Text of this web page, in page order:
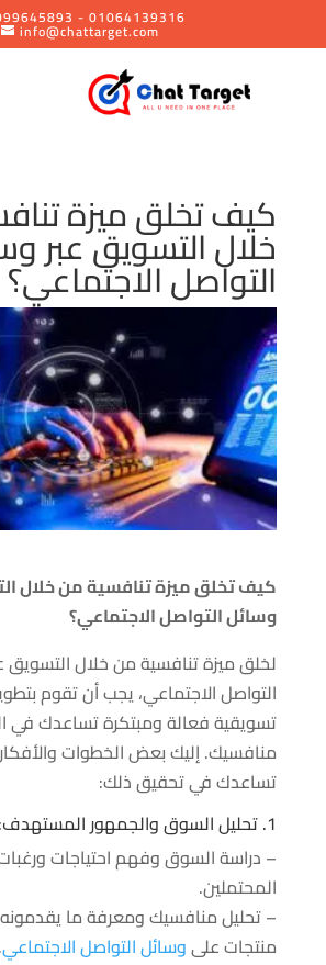
- 01064139316
info@chattarget.com
كيف تخلق ميزة
خلال التسويق عبر
التواصل الاجتماعي؟
كيف تخلق ميزة تنافسية من خلال
وسائل التواصل الاجتماعي؟
لخلق ميزة تنافسية من خلال التسويق
التواصل الاجتماعي، يجب أن تقوم
تسويقية فعالة ومبتكرة تساعدك في
منافسيك. إليك بعض الخطوات
تساعدك في تحقيق ذلك:
1. تحليل السوق والجمهور المستهدف:
– دراسة السوق وفهم احتياجات
المحتملين.
– تحليل منافسيك ومعرفة ما
منتجات علىوسائل التواصل الاجتماعي.